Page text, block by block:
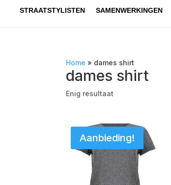
STRAATSTYLISTEN
SAMENWERKINGEN
Home » dames shirt
dames shirt
Enig resultaat
Aanbieding!